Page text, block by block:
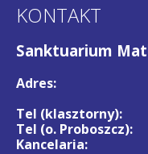
KONTAKT
Sanktuarium
Adres:
Tel (klasztorny):
Tel (o. Proboszcz):
Kancelaria: